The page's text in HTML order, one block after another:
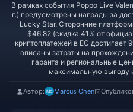
В рамках события Poppo Live
г.) предусмотрены награды за
Lucky Star. Сторонние
$46.82 (скидка 41% от
криптоплатежей в ЕС достигает
описаны затраты на
гаранта и региональные
максимальную выгоду
Автор: Marcus Chen